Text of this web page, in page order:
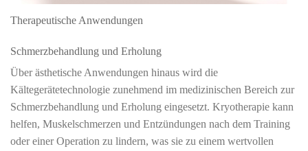
Therapeutische Anwendungen
Schmerzbehandlung und Erholung
Über ästhetische Anwendungen hinaus wird die
Kältegerätetechnologie zunehmend im medizinischen Bereich zur
Schmerzbehandlung und Erholung eingesetzt. Kryotherapie kann
helfen, Muskelschmerzen und Entzündungen nach dem Training
oder einer Operation zu lindern, was sie zu einem wertvollen